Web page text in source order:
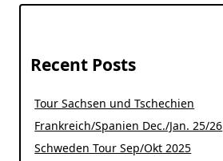
Recent Posts
Tour Sachsen und Tschechien
Frankreich/Spanien Dec./Jan. 25/26
Schweden Tour Sep/Okt 2025